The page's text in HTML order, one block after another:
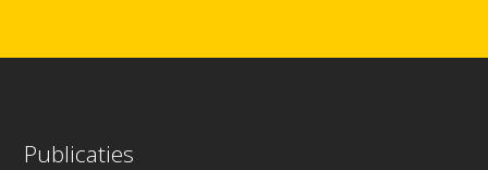
Publicaties